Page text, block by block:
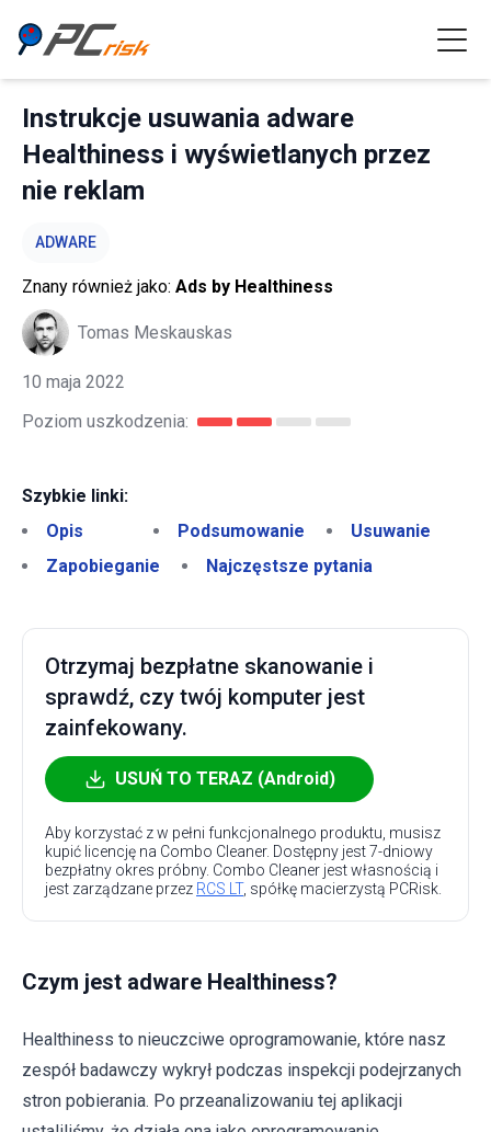
Instrukcje usuwania adware
Healthiness i wyświetlanych przez
nie reklam
ADWARE
Znany również jako: Ads by Healthiness
Tomas Meskauskas
10 maja 2022
Poziom uszkodzenia:
Szybkie linki:
Opis
Podsumowanie
Usuwanie
Zapobieganie
Najczęstsze pytania
Otrzymaj bezpłatne skanowanie i
sprawdź, czy twój komputer jest
zainfekowany.
USUŃ TO TERAZ (Android)
Aby korzystać z w pełni funkcjonalnego produktu, musisz
kupić licencję na Combo Cleaner. Dostępny jest 7-dniowy
bezpłatny okres próbny. Combo Cleaner jest własnością i
jest zarządzane przez RCS LT, spółkę macierzystą PCRisk.
Czym jest adware Healthiness?
Healthiness to nieuczciwe oprogramowanie, które nasz
zespół badawczy wykrył podczas inspekcji podejrzanych
stron pobierania. Po przeanalizowaniu tej aplikacji